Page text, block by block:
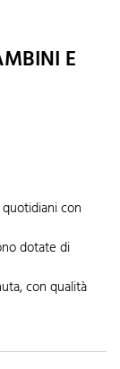
E
con
dotate di
con qualità